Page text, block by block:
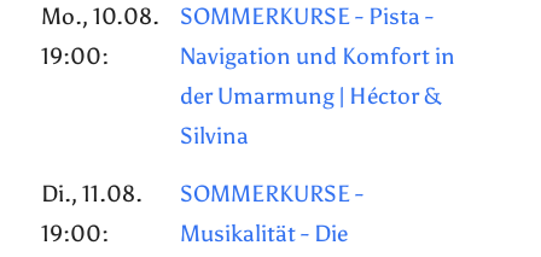
Mo., 10.08.
19:00:
SOMMERKURSE - Pista -
Navigation und Komfort in
der Umarmung | Héctor &
Silvina
Di., 11.08.
19:00:
SOMMERKURSE -
Musikalität - Die